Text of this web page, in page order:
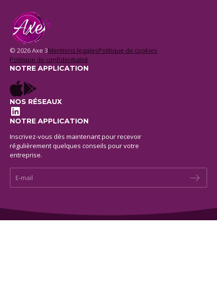
© 2026 Axe 3Mentions legalesPolitique de cookies
Politique de confidentialité
NOTRE APPLICATION
NOS RÉSEAUX
LinkedIn
NOTRE APPLICATION
Inscrivez-vous dès maintenant pour recevoir
régulièrement quelques conseils pour votre
entreprise.